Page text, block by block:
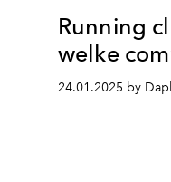
Running
welke
24.01.2025 by